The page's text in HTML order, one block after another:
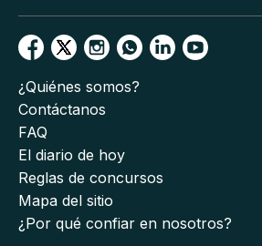
¿Quiénes somos?
Contáctanos
FAQ
El diario de hoy
Reglas de concursos
Mapa del sitio
¿Por qué confiar en nosotros?